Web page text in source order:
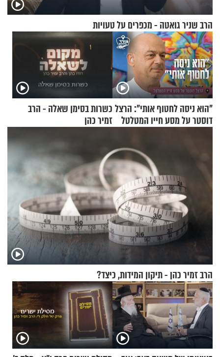
הרב שניר גואטה - מכפרים על טעויות
"הוא ניסה לחטוף אותי": הרצל
דוסטר על מסע חייו המטלטל
כשרות בסימן שאלה - הרב
זמיר כהן
הרב זמיר כהן - תיקון המידות, כיצד?